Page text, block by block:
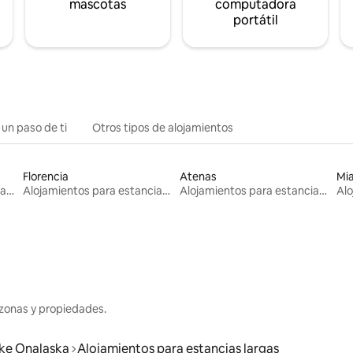
mascotas
computadora
portátil
paso de ti Otros tipos de alojamientos
Alojamientos para estancias largas
Florencia
Alojamientos para estancias largas
Atenas
Alojamientos para estancias largas
y propiedades.
Onalaska Alojamientos para estancias largas